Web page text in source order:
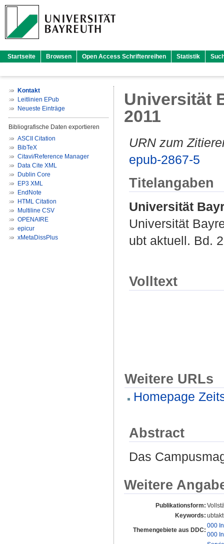
Startseite Browsen Open Access Schriftenreihen Statistik
Kontakt
Leitlinien EPub
Neueste Einträge
Bibliografische Daten exportieren
ASCII Citation
BibTeX
Citavi/Reference Manager
Data Cite XML
Dublin Core
EP3 XML
EndNote
HTML Citation
Multiline CSV
OPENAIRE
epicur
xMetaDissPlus
Universität
2011
URN zum
epub-2867-5
Titelangaben
Universität
Universität
ubt aktuell. Bd.
Volltext
Weitere URLs
Homepage
Abstract
Das
Weitere
Publikationsform:
Keywords:
Themengebiete aus DDC:
000
000